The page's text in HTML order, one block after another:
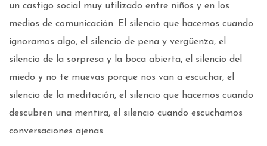
un castigo social muy utilizado entre niños y en los
medios de comunicación. El silencio que hacemos cuando
ignoramos algo, el silencio de pena y vergüenza, el
silencio de la sorpresa y la boca abierta, el silencio del
miedo y no te muevas porque nos van a escuchar, el
silencio de la meditación, el silencio que hacemos cuando
descubren una mentira, el silencio cuando escuchamos
conversaciones ajenas.